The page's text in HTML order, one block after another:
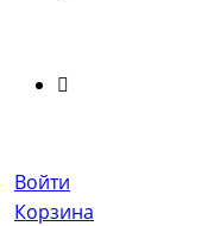
Войти
Корзина